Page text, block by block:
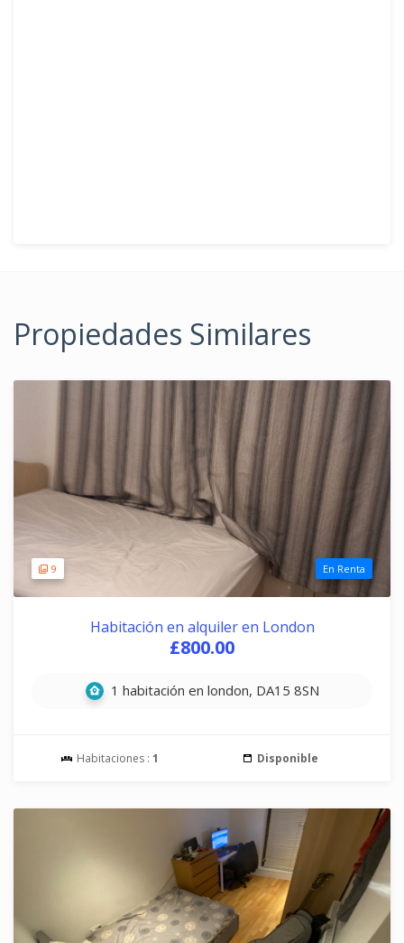
Propiedades Similares
9 En Renta
Habitación en alquiler en London
£800.00
1 habitación en london, DA15 8SN
Habitaciones : 1 Disponible